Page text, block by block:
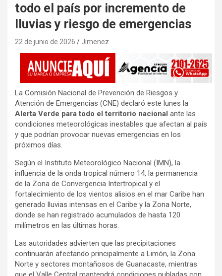
todo el país por incremento de
lluvias y riesgo de emergencias
22 de junio de 2026 Jimenez
La Comisión Nacional de Prevención de Riesgos y
Atención de Emergencias (CNE) declaró este lunes la
Alerta Verde para todo el territorio nacional ante las
condiciones meteorológicas inestables que afectan al país
y que podrían provocar nuevas emergencias en los
próximos días.
Según el Instituto Meteorológico Nacional (IMN), la
influencia de la onda tropical número 14, la permanencia
de la Zona de Convergencia Intertropical y el
fortalecimiento de los vientos alisios en el mar Caribe han
generado lluvias intensas en el Caribe y la Zona Norte,
donde se han registrado acumulados de hasta 120
milímetros en las últimas horas.
Las autoridades advierten que las precipitaciones
continuarán afectando principalmente a Limón, la Zona
Norte y sectores montañosos de Guanacaste, mientras